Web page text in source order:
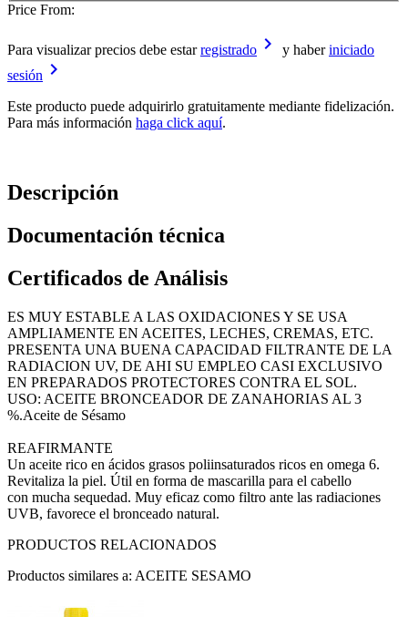
Price From:
Para visualizar precios debe estarregistrado keyboard_arrow_right y haberiniciado
sesión keyboard_arrow_right
Este producto puede adquirirlo gratuitamente mediante fidelización.
Para más información haga click aquí.
Descripción
Documentación técnica
Certificados de Análisis
ES MUY ESTABLE A LAS OXIDACIONES Y SE USA
AMPLIAMENTE EN ACEITES, LECHES, CREMAS, ETC.
PRESENTA UNA BUENA CAPACIDAD FILTRANTE DE LA
RADIACION UV, DE AHI SU EMPLEO CASI EXCLUSIVO
EN PREPARADOS PROTECTORES CONTRA EL SOL.
USO: ACEITE BRONCEADOR DE ZANAHORIAS AL 3
%.Aceite de Sésamo
REAFIRMANTE
Un aceite rico en ácidos grasos poliinsaturados ricos en omega 6.
Revitaliza la piel. Útil en forma de mascarilla para el cabello
con mucha sequedad. Muy eficaz como filtro ante las radiaciones
UVB, favorece el bronceado natural.
PRODUCTOS RELACIONADOS
Productos similares a: ACEITE SESAMO